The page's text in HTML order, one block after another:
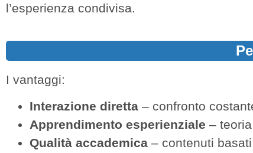
l’esperienza condivisa.
I vantaggi:
Interazione diretta – confronto
Apprendimento esperienziale –
Qualità accademica – contenuti